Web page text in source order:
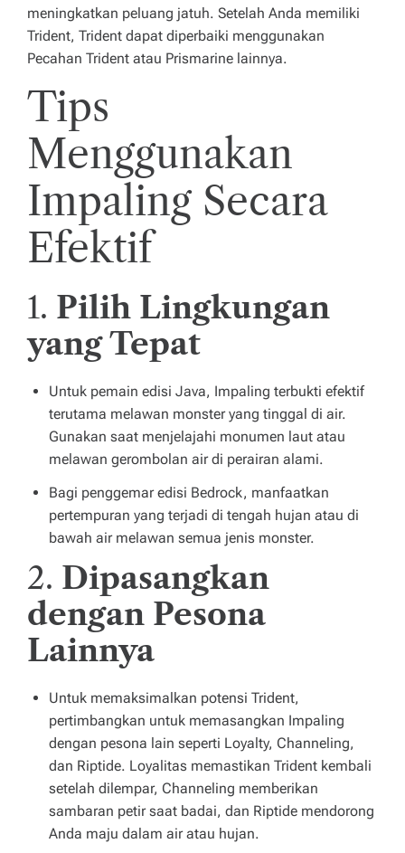
meningkatkan peluang jatuh. Setelah Anda memiliki
Trident, Trident dapat diperbaiki menggunakan
Pecahan Trident atau Prismarine lainnya.
Tips
Menggunakan
Impaling Secara
Efektif
1. Pilih Lingkungan
yang Tepat
Untuk pemain edisi Java, Impaling terbukti efektif
terutama melawan monster yang tinggal di air.
Gunakan saat menjelajahi monumen laut atau
melawan gerombolan air di perairan alami.
Bagi penggemar edisi Bedrock, manfaatkan
pertempuran yang terjadi di tengah hujan atau di
bawah air melawan semua jenis monster.
2. Dipasangkan
dengan Pesona
Lainnya
Untuk memaksimalkan potensi Trident,
pertimbangkan untuk memasangkan Impaling
dengan pesona lain seperti Loyalty, Channeling,
dan Riptide. Loyalitas memastikan Trident kembali
setelah dilempar, Channeling memberikan
sambaran petir saat badai, dan Riptide mendorong
Anda maju dalam air atau hujan.